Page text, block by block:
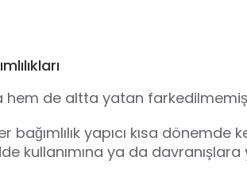
hem de altta yatan
bağımlılık yapıcı kısa
kullanımına ya da davranışlara